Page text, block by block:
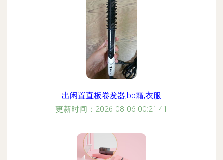
出闲置直板卷发器,bb霜,衣服
更新时间：2026-08-06 00:21:41